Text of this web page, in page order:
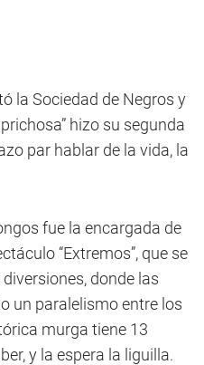
la Sociedad de Negros y
hizo su segunda
par hablar de la vida, la
fue la encargada de
“Extremos”, que se
donde las
un paralelismo entre los
murga tiene 13
y la espera la liguilla.